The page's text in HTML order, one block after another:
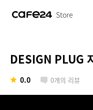
Store
DESIGN PLUG
0.0 0개의 리뷰